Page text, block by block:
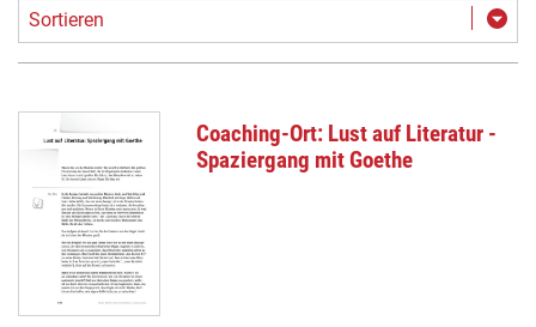
Sortieren
Coaching-Ort: Lust auf Literatur -
Spaziergang mit Goethe